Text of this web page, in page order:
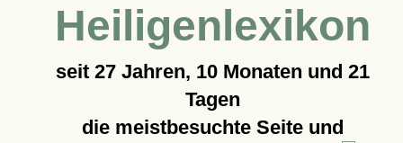
Heiligenlexikon
seit 27 Jahren, 10 Monaten und 21
Tagen
die meistbesuchte Seite und